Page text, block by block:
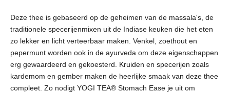
Deze thee is gebaseerd op de geheimen van de massala's, de
traditionele specerijenmixen uit de Indiase keuken die het eten
zo lekker en licht verteerbaar maken. Venkel, zoethout en
pepermunt worden ook in de ayurveda om deze eigenschappen
erg gewaardeerd en gekoesterd. Kruiden en specerijen zoals
kardemom en gember maken de heerlijke smaak van deze thee
compleet. Zo nodigt YOGI TEA® Stomach Ease je uit om